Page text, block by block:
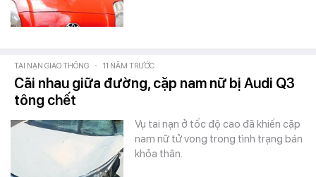
TAI NẠN GIAO THÔNG - 11 NĂM TRƯỚC
Cãi nhau giữa đường, cặp nam nữ bị Audi Q3
tông chết
Vụ tai nạn ở tốc độ cao đã khiến cặp
nam nữ tử vong trong tình trạng bán
khỏa thân.